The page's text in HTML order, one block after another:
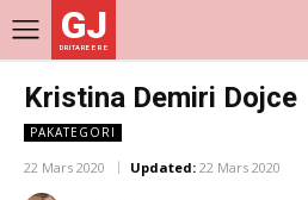
GJ
DRITARE E RE
Kristina Demiri Dojce
PAKATEGORI
22 Mars 2020 Updated: 22 Mars 2020